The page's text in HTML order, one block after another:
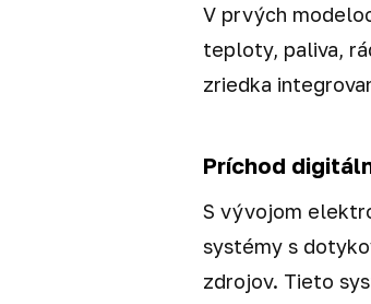
V prvých
teploty, paliva,
zriedka
Príchod
S vývojom
systémy s
zdrojov. Tieto